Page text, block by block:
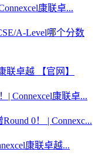
康联卓...
A-Level哪个分数
联卓越 【官网】
| Connexcel康联卓...
0！ | Connexc...
康联卓越...